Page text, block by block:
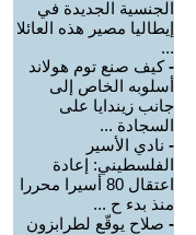
الجنسية الجديدة في
إيطاليا مصير هذه العائلا
...
-كيف صنع توم هولاند
أسلوبه الخاص إلى
جانب زيندايا على
السجادة ...
- نادي الأسير
الفلسطيني: إعادة
اعتقال 80 أسيرا محررا
منذ بدء ح ...
- صلاح يوقّع لطرابزون